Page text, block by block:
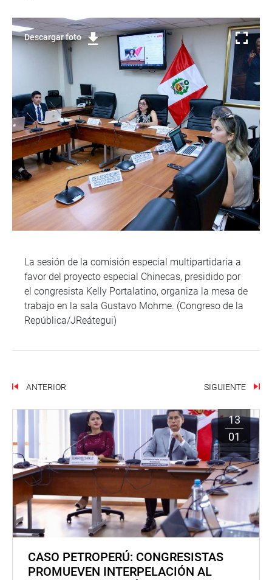
Descargar foto
La sesión de la comisión especial multipartidaria a
favor del proyecto especial Chinecas, presidido por
el congresista Kelly Portalatino, organiza la mesa de
trabajo en la sala Gustavo Mohme. (Congreso de la
República/JReátegui)
ANTERIOR SIGUIENTE
13
01
CASO PETROPERÚ: CONGRESISTAS
PROMUEVEN INTERPELACIÓN AL